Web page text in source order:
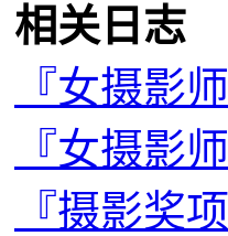
相关日志
『女摄影
『女摄影
『摄影奖